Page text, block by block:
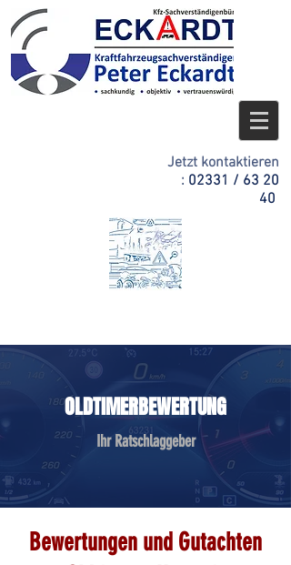
Jetzt kontaktieren
: 02331 / 63 20
40
OLDTIMERBEWERTUNG
Ihr Ratschlaggeber
Bewertungen und Gutachten